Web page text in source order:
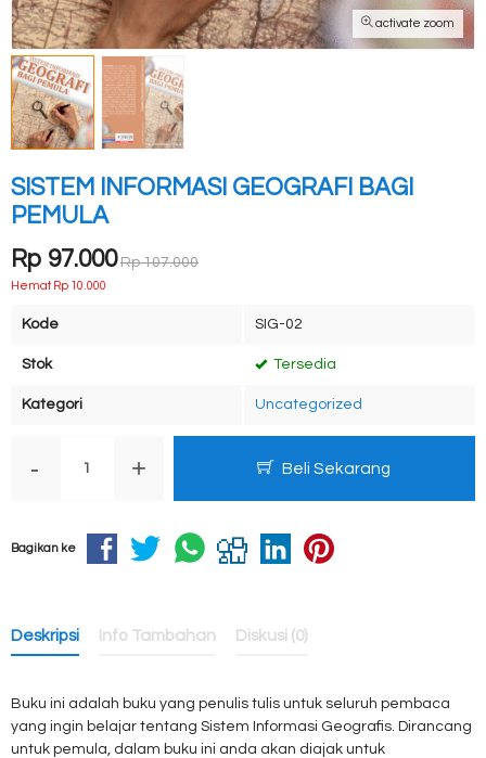
activate zoom
SISTEM INFORMASI GEOGRAFI BAGI
PEMULA
Rp 97.000 Rp 107.000
Hemat Rp 10.000
Kode SIG-02
Stok Tersedia
Kategori Uncategorized
- + Beli Sekarang
Bagikan ke
Deskripsi Info Tambahan Diskusi (0)
Buku ini adalah buku yang penulis tulis untuk seluruh pembaca
yang ingin belajar tentang Sistem Informasi Geografis. Dirancang
untuk pemula, dalam buku ini anda akan diajak untuk